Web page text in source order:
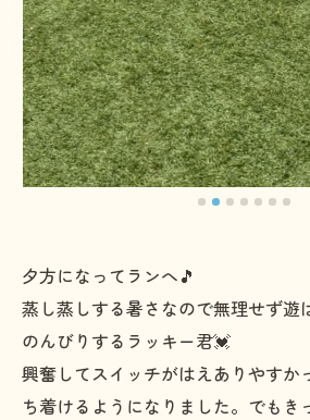
夕方になってランへ🎵
蒸し蒸しする暑さなので無理せず遊
のんびりするラッキー君💓
興奮してスイッチがはえありやすか
ち着けるようになりました。でもき